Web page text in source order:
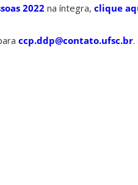
2022 na íntegra, clique
ccp.ddp@contato.ufsc.br.